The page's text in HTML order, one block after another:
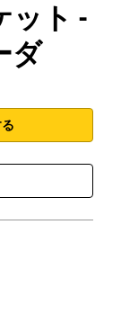
ット -
ダ